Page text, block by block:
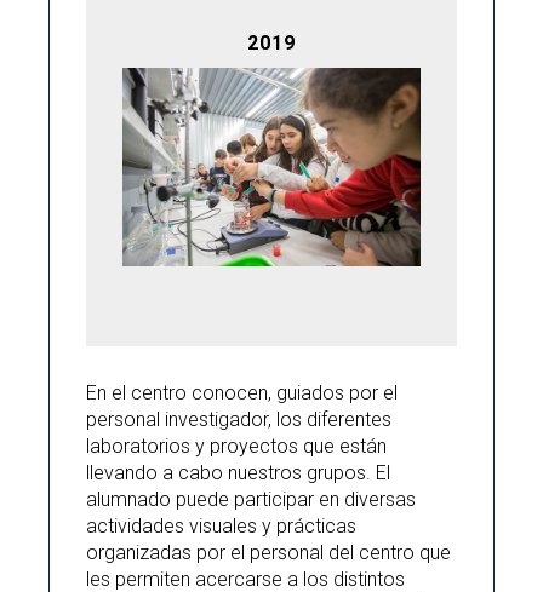
2019
En el centro conocen, guiados por el
personal investigador, los diferentes
laboratorios y proyectos que están
llevando a cabo nuestros grupos. El
alumnado puede participar en diversas
actividades visuales y prácticas
organizadas por el personal del centro que
les permiten acercarse a los distintos